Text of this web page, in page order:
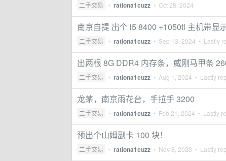
二手交易 • rationa1cuzz • Oct 28, 2024
南京自提 出个 i5 8400 +1050ti 主机带显
二手交易 • rationa1cuzz • Sep 13, 2024 • Lastly
出两根 8G DDR4 内存条，威刚马甲条
二手交易 • rationa1cuzz • Aug 1, 2024 • Lastly
龙茅，南京雨花台，手拉手 3200
二手交易 • rationa1cuzz • Feb 21, 2024 • Lastly
预出个山姆副卡 100 块！
二手交易 • rationa1cuzz • Nov 8, 2023 • Lastly